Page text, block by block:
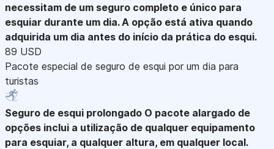
necessitam de um seguro completo e único para
esquiar durante um dia. A opção está ativa quando
adquirida um dia antes do início da prática do esqui.
89 USD
Pacote especial de seguro de esqui por um dia para
turistas
Seguro de esqui prolongado O pacote alargado de
opções inclui a utilização de qualquer equipamento
para esquiar, a qualquer altura, em qualquer local.